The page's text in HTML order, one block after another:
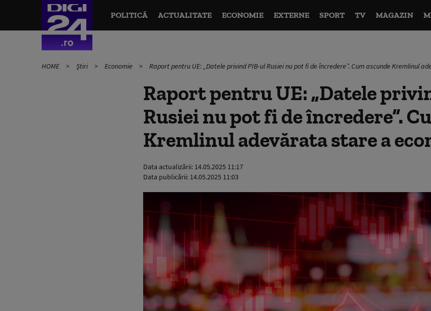
POLITICĂ ACTUALITATE ECONOMIE EXTERNE SPORT TV MAGAZIN
HOME Știri Economie Raport pentru UE: „Datele privind PIB-ul Rusiei nu pot fi de încredere”. Cum ascunde Kremlinul
Raport pentru UE: „Datele
Rusiei nu pot fi de încredere”.
Kremlinul adevărata stare a
Data actualizării: 14.05.2025 11:17
Data publicării: 14.05.2025 11:03